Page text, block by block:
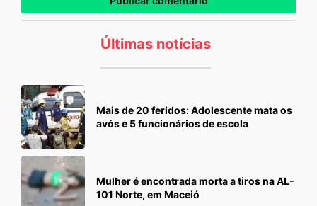
Últimas notícias
Mais de 20 feridos: Adolescente mata os
avós e 5 funcionários de escola
Mulher é encontrada morta a tiros na AL-
101 Norte, em Maceió